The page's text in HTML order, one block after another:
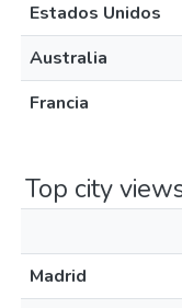
Estados Unidos
Australia
Francia
Top city
Madrid